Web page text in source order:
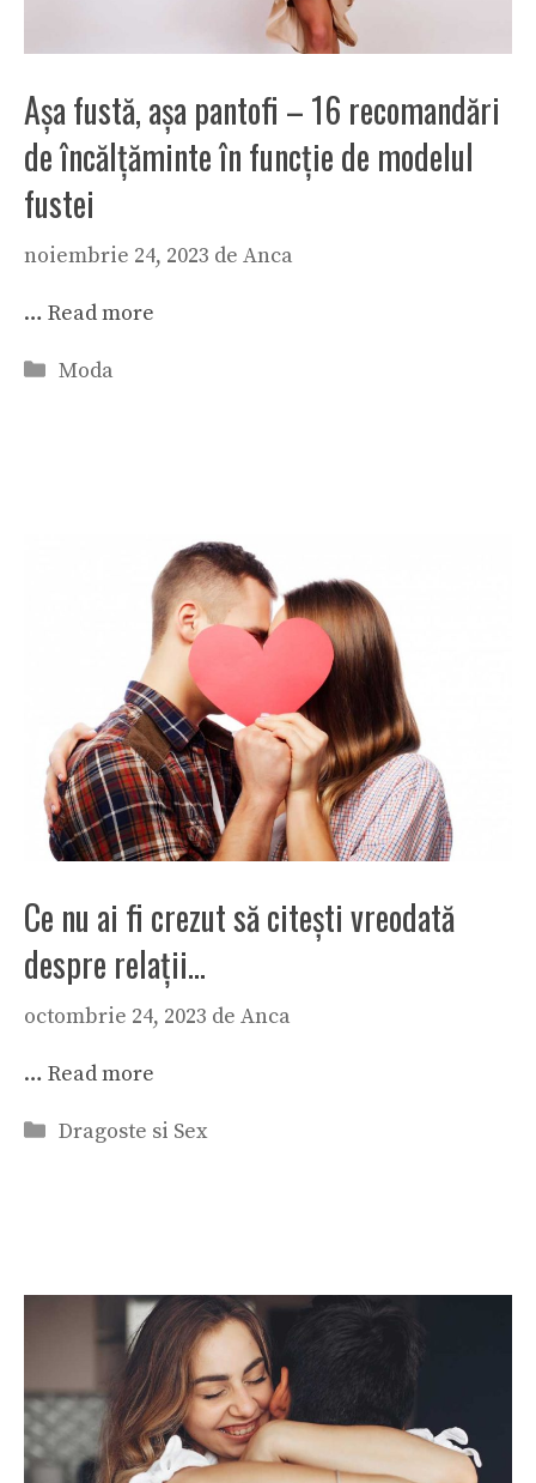
Așa fustă, așa pantofi – 16 recomandări
de încălțăminte în funcție de modelul
fustei
noiembrie 24, 2023 de Anca
… Read more
Categorii
Moda
Ce nu ai fi crezut să citeşti vreodată
despre relaţii…
octombrie 24, 2023 de Anca
… Read more
Categorii
Dragoste si Sex